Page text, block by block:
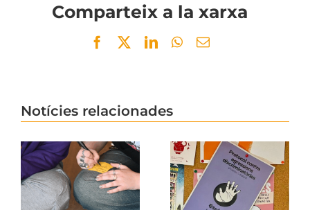
Comparteix a la xarxa
Facebook
TwitterLinkedInWhatsApp
Email
Notícies relacionades